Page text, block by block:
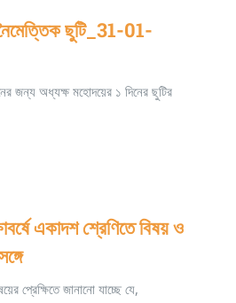
ছুটি_31-01-
জন্য অধ্যক্ষ মহােদয়ের ১ দিনের ছুটির
একাদশ শ্রেণিতে বিষয় ও
প্রেক্ষিতে জানানো যাচ্ছে যে,